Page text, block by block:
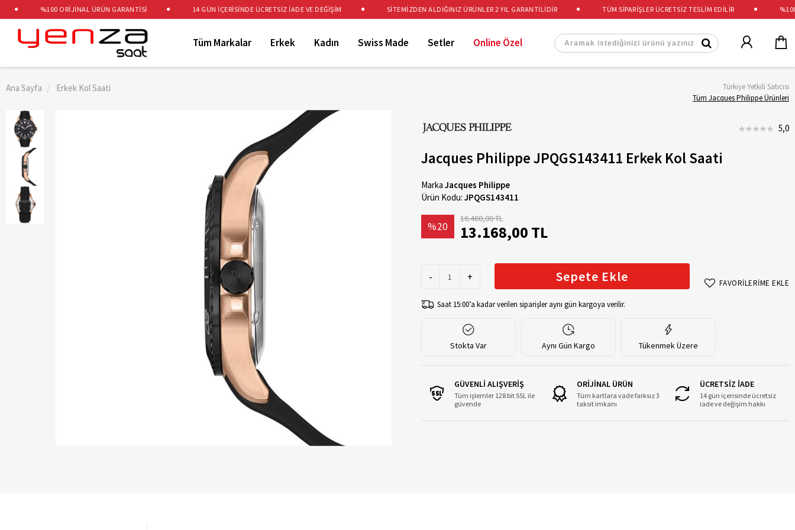
TÜM SİPARİŞLER ÜCRETSİZ TESLİM EDİLİR %100
%100 ORİJİNAL ÜRÜN GARANTİSİ 14 GÜN İÇERİSİNDE ÜCRETSİZ İADE VE DEĞİŞİM SİTEMİZDEN ALDIĞINIZ ÜRÜNLER 2 YIL GARANTİLİDİR
Tüm Markalar Erkek Kadın Swiss Made Setler Online Özel
Ana Sayfa Erkek Kol Saati
Türkiye Yetkili Satıcısı
Tüm Jacques Philippe Ürünleri
5,0
Jacques Philippe JPQGS143411 Erkek Kol Saati
Marka Jacques Philippe
Ürün Kodu: JPQGS143411
%20
16.460,00 TL
13.168,00 TL
- + Sepete Ekle FAVORİLERİME EKLE
Saat 15:00’a kadar verilen siparişler aynı gün kargoya verilir.
Stokta Var Aynı Gün Kargo Tükenmek Üzere
GÜVENLİ ALIŞVERİŞ
Tüm işlemler 128 bit SSL ile
güvende
ORİJİNAL ÜRÜN
Tüm kartlara vade farksız 3
taksit imkanı
ÜCRETSİZ İADE
14 gün içerisinde ücretsiz
iade ve değişim hakkı